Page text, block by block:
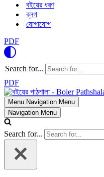
বইয়ের ধরণ
ব্লগ
যোগাযোগ
PDF
Search for...
PDF
Menu Navigation Menu
Navigation Menu
Search for...